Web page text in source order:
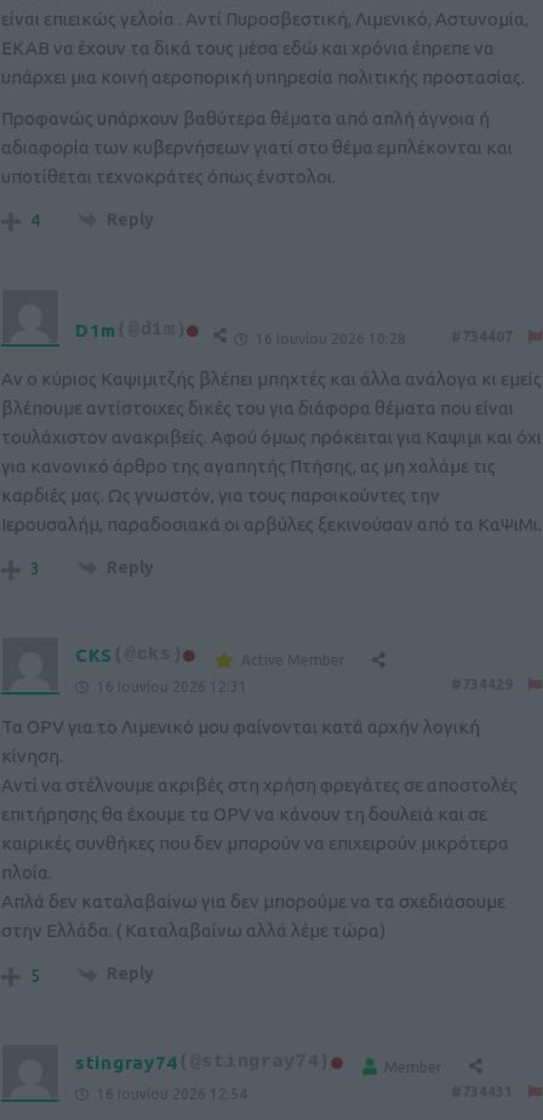
είναι επιεικώς γελοία . Αντί Πυροσβεστική, Λιμενικό, Αστυνομία,
ΕΚΑΒ να έχουν τα δικά τους μέσα εδώ και χρόνια έπρεπε να
υπάρχει μια κοινή αεροπορική υπηρεσία πολιτικής προστασίας.
Προφανώς υπάρχουν βαθύτερα θέματα από απλή άγνοια ή
αδιαφορία των κυβερνήσεων γιατί στο θέμα εμπλέκονται και
υποτίθεται τεχνοκράτες όπως ένστολοι.
4 Reply
D1m (@d1m) 16 Ιουνίου 2026 10:28
Αν ο κύριος Καψιμιτζής βλέπει μπηχτές και άλλα ανάλογα κι εμείς
βλέπουμε αντίστοιχες δικές του για διάφορα θέματα που είναι
τουλάχιστον ανακριβείς. Αφού όμως πρόκειται για Καψιμι και όχι
για κανονικό άρθρο της αγαπητής Πτήσης, ας μη χαλάμε τις
καρδιές μας. Ως γνωστόν, για τους παροικούντες την
Ιερουσαλήμ, παραδοσιακά οι αρβύλες ξεκινούσαν από τα ΚαΨιΜι.
3 Reply
CKS (@cks)
Active Member
16 Ιουνίου 2026 12:31
Τα OPV για το Λιμενικό μου φαίνονται κατά αρχήν λογική
κίνηση.
Αντί να στέλνουμε ακριβές στη χρήση φρεγάτες σε αποστολές
επιτήρησης θα έχουμε τα OPV να κάνουν τη δουλειά και σε
καιρικές συνθήκες που δεν μπορούν να επιχειρούν μικρότερα
πλοία.
Απλά δεν καταλαβαίνω για δεν μπορούμε να τα σχεδιάσουμε
στην Ελλάδα. ( Καταλαβαίνω αλλά λέμε τώρα)
5 Reply
stingray74 (@stingray74)
Member
16 Ιουνίου 2026 12:54